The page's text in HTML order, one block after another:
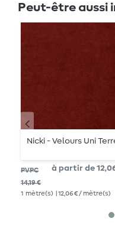
Peut-être aussi
Nicki - Velours Uni
PVPC
14,19 €
à partir de
1 mètre(s) | 12,06 € / mètre(s)